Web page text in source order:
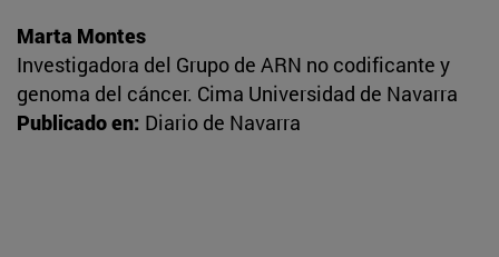
Marta Montes
Investigadora del Grupo de ARN no codificante y
genoma del cáncer. Cima Universidad de Navarra
Publicado en: Diario de Navarra